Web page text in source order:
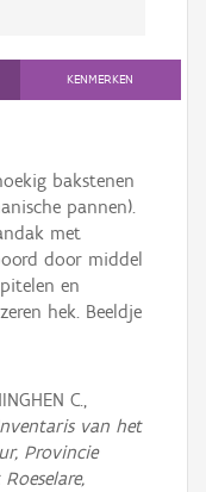
KENMERKEN
bakstenen
pannen).
met
door middel
en
hek. Beeldje
C.,
van het
Provincie